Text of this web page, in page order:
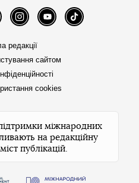
Twitter InstagramYouTube TikTok
редакції
сайтом
cookies
міжнародних
на редакційну
публікацій.